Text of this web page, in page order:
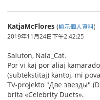
KatjaMcFlores (顯示個人資料)
2019年11月24日下午2:42:25
Saluton, Nala_Cat.
Por vi kaj por aliaj
(subtekstitaj) kantoj, mi
TV-projekto "Две звезды"
brita «Celebrity Duets».